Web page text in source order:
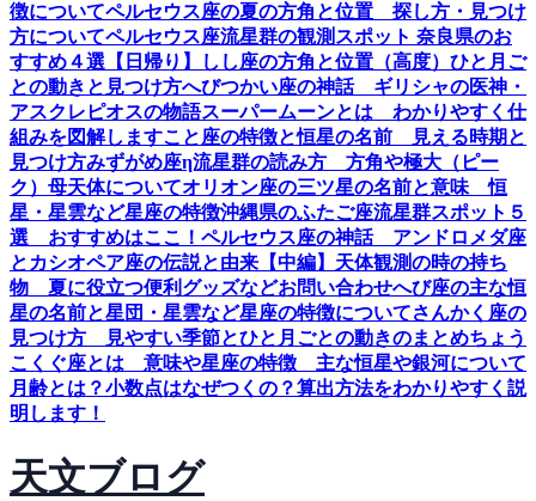
徴についてペルセウス座の夏の方角と位置 探し方・見つけ
方についてペルセウス座流星群の観測スポット 奈良県のお
すすめ４選【日帰り】
しし座の方角と位置（高度）ひと月ご
との動きと見つけ方へびつかい座の神話 ギリシャの医神・
アスクレピオスの物語スーパームーンとは わかりやすく仕
組みを図解しますこと座の特徴と恒星の名前 見える時期と
見つけ方みずがめ座η流星群の読み方 方角や極大（ピー
ク）母天体についてオリオン座の三ツ星の名前と意味 恒
星・星雲など星座の特徴沖縄県のふたご座流星群スポット５
選 おすすめはここ！ ペルセウス座の神話 アンドロメダ座
とカシオペア座の伝説と由来【中編】 天体観測の時の持ち
物 夏に役立つ便利グッズなどお問い合わせへび座の主な恒
星の名前と星団・星雲など星座の特徴についてさんかく座の
見つけ方 見やすい季節とひと月ごとの動きのまとめちょう
こくぐ座とは 意味や星座の特徴 主な恒星や銀河について
月齢とは？小数点はなぜつくの？算出方法をわかりやすく説
明します！
天文ブログ